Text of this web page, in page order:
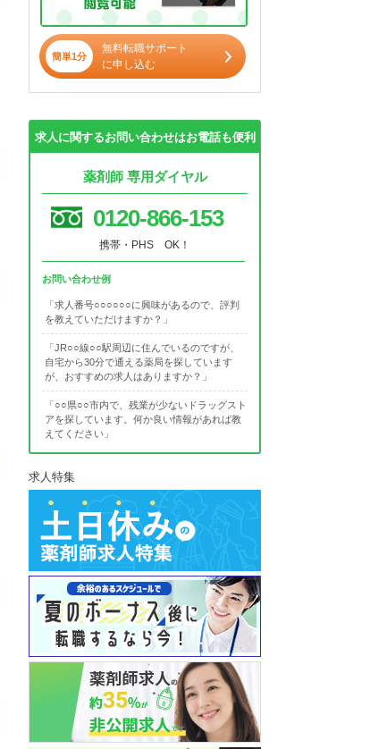
簡単1分
無料転職サポート
に申し込む
求人に関するお問い合わせはお電話も便利
薬剤師 専用ダイヤル
0120-866-153
携帯・PHS OK！
お問い合わせ例
「求人番号○○○○○○に興味があるので、評判
を教えていただけますか？」
「JR○○線○○駅周辺に住んでいるのですが、
自宅から30分で通える薬局を探しています
が、おすすめの求人はありますか？」
「○○県○○市内で、残業が少ないドラッグスト
アを探しています。何か良い情報があれば教
えてください」
求人特集